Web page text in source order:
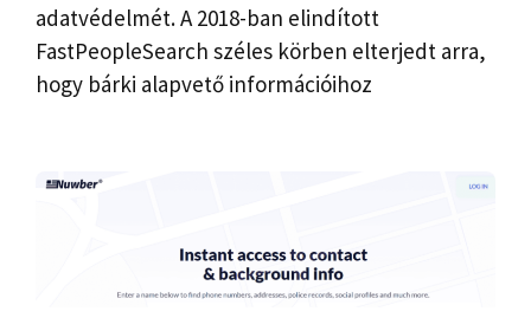
adatvédelmét. A 2018-ban elindított
FastPeopleSearch széles körben elterjedt arra,
hogy bárki alapvető információihoz